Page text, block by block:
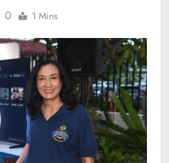
0 1 Mins